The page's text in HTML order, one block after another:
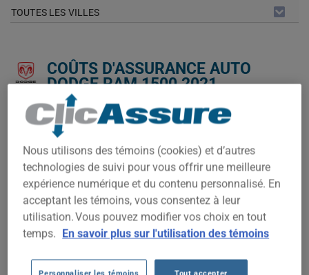
TOUTES LES VILLES
COÛTS D'ASSURANCE AUTO
DODGE RAM 1500 2021.
Nous n'avons pas encore suffisamment de données
d'assurance auto pour ce véhicule.
Essayez un autre modèle ou une autre année, ou
commencez une soumission pour un prix personnalisé.
Pour trouver la meilleur assurance pour votre véhicule DODGE
RAM 1500 2021, il est plus important que jamais de comparer
les options disponibles.
1500 2021
Nous utilisons des témoins (cookies) et d’autres
technologies de suivi pour vous offrir une meilleure
expérience numérique et du contenu personnalisé. En
acceptant les témoins, vous consentez à leur
utilisation. Vous pouvez modifier vos choix en tout
temps. En savoir plus sur l'utilisation des témoins
Personnaliser les témoins Tout accepter